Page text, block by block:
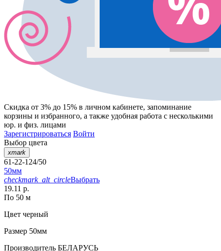
Скидка от 3% до 15% в личном кабинете, запоминание
корзины и избранного, а также удобная работа с несколькими
юр. и физ. лицами
Зарегистрироваться Войти
Выбор цвета
xmark
61-22-124/50
50мм
checkmark_alt_circleВыбрать
19.11 р.
По 50 м
Цвет черный
Размер 50мм
Производитель БЕЛАРУСЬ